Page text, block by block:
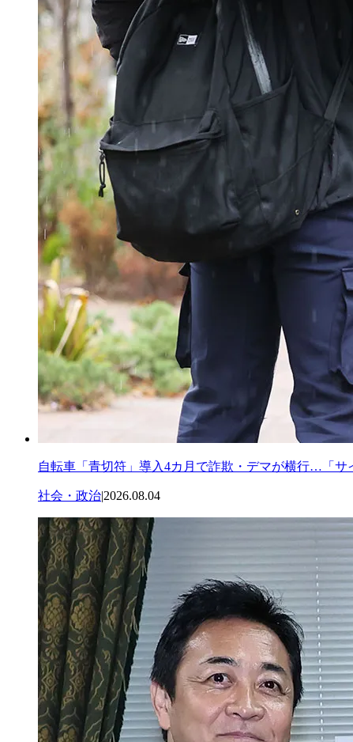
自転車「青切符」導入4カ月で詐欺・デマが横行…「
社会・政治|2026.08.04